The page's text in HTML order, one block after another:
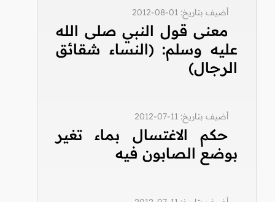
أضيف بتاريخ: 01-08-2012
معنى قول النبي صلى الله
عليه وسلم: (النساء شقائق
الرجال)
أضيف بتاريخ: 11-07-2012
حكم الاغتسال بماء تغير
بوضع الصابون فيه